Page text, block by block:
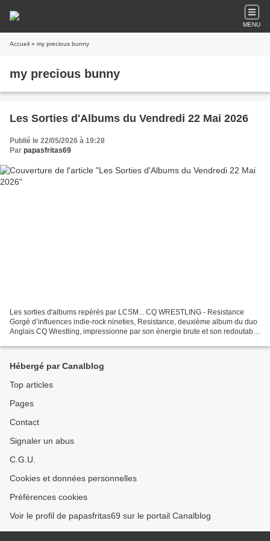
MENU
Accueil » my precious bunny
my precious bunny
Les Sorties d'Albums du Vendredi 22 Mai 2026
Publié le 22/05/2026 à 19:28
Par papasfritas69
Les sorties d'albums repérés par LCSM... CQ WRESTLING - Resistance
Gorgé d’influences indie-rock nineties, Resistance, deuxième album du duo
Anglais CQ Wrestling, impressionne par son énergie brute et son redoutable
Hébergé par Canalblog
Top articles
Pages
Contact
Signaler un abus
C.G.U.
Cookies et données personnelles
Préférences cookies
Voir le profil de papasfritas69 sur le portail Canalblog